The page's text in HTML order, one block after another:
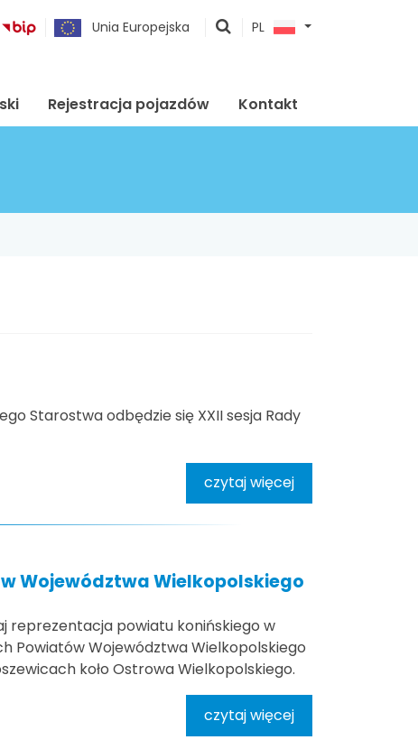
Unia Europejska
pokaż
PL
Rejestracja pojazdów Kontakt
Starostwa odbędzie się XXII sesja Rady
czytaj więcej
Województwa Wielkopolskiego
reprezentacja powiatu konińskiego w
Powiatów Województwa Wielkopolskiego
koło Ostrowa Wielkopolskiego.
czytaj więcej